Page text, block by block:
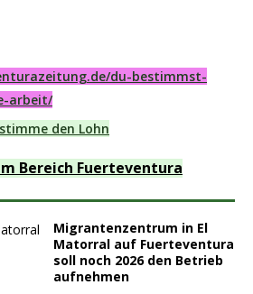
du-bestimmst-
arbeit/
Bereich Fuerteventura
Migrantenzentrum in El
Matorral auf Fuerteventura
soll noch 2026 den Betrieb
aufnehmen